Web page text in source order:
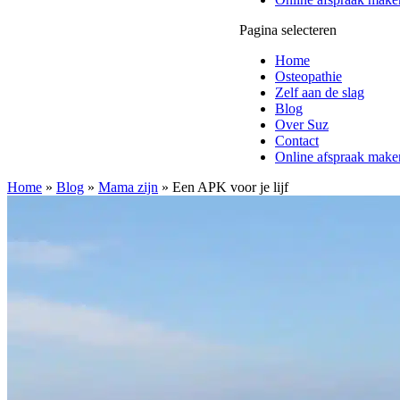
Pagina selecteren
Home
Osteopathie
Zelf aan de slag
Blog
Over Suz
Contact
Online afspraak
Home » Blog » Mama zijn » Een APK voor je lijf